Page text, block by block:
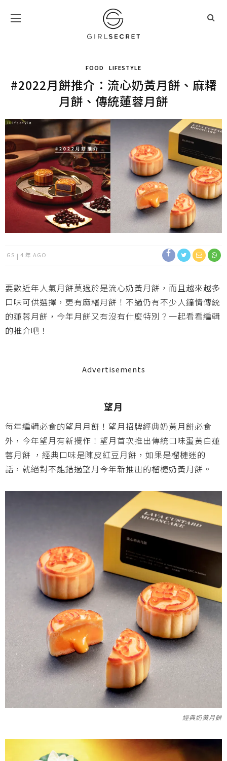
FOOD LIFESTYLE
#2022月餅推介：流心奶黃月餅、麻糬
月餅、傳統蓮蓉月餅
GS 4 年 AGO
要數近年人氣月餅莫過於是流心奶黃月餅，而且越來越多
口味可供選擇，更有麻糬月餅！不過仍有不少人鐘情傳統
的蓮蓉月餅，今年月餅又有沒有什麼特別？一起看看編輯
的推介吧！
Advertisements
望月
每年編輯必食的望月月餅！望月招牌經典奶黃月餅必食
外，今年望月有新攪作！望月首次推出傳統口味蛋黃白蓮
蓉月餅 ，經典口味是陳皮紅豆月餅，如果是榴槤迷的
話，就絕對不能錯過望月今年新推出的榴槤奶黃月餅。
經典奶黃月餅